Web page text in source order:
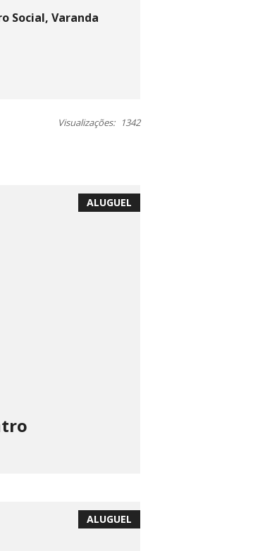
Social, Varanda
Visualizações: 1342
ALUGUEL
ALUGUEL